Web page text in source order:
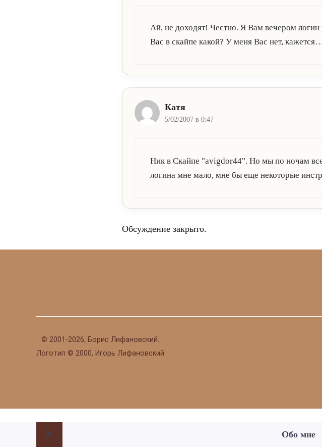
Ай, не доходят! Честно. Я Вам вечером
Вас в скайпе какой? У меня Вас нет, кажется…
Катя
5/02/2007 в 0:47
Ник в Скайпе "avigdor44". Но мы по ночам
логина мне мало, мне бы еще некоторые
Обсуждение закрыто.
© 2001-2026, Борис Лифановский.
Логотип © 2000, Игорь Лифановский
Обо мне